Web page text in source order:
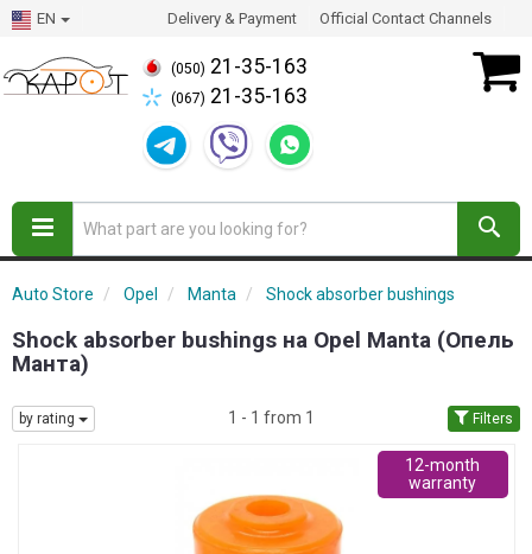
EN Delivery & Payment Official Contact Channels
(050) 21-35-163
(067) 21-35-163
Auto Store Opel Manta Shock absorber bushings
Shock absorber bushings на Opel Manta (Опель
Манта)
by rating 1 - 1 from 1 Filters
12-month
warranty